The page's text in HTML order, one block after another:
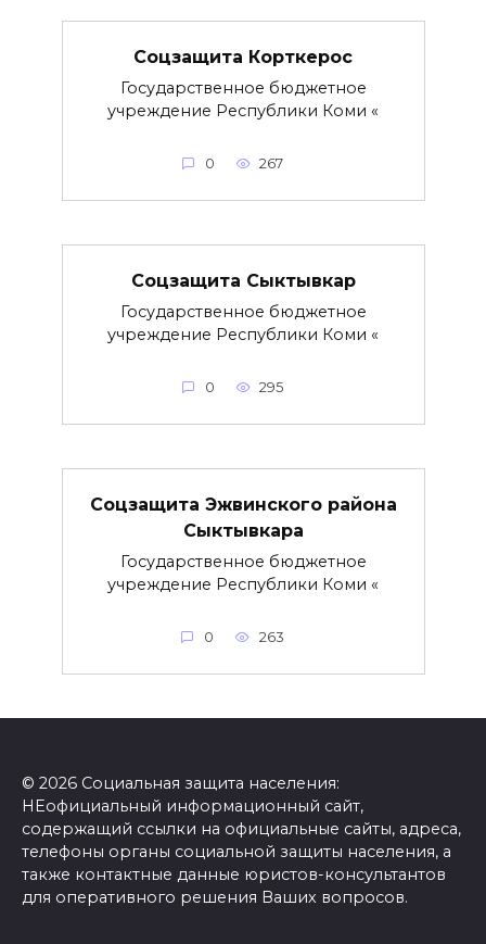
Соцзащита Корткерос
Государственное бюджетное
учреждение Республики Коми «
0 267
Соцзащита Сыктывкар
Государственное бюджетное
учреждение Республики Коми «
0 295
Соцзащита Эжвинского района
Сыктывкара
Государственное бюджетное
учреждение Республики Коми «
0 263
© 2026 Социальная защита населения:
НЕофициальный информационный сайт,
содержащий ссылки на официальные сайты, адреса,
телефоны органы социальной защиты населения, а
также контактные данные юристов-консультантов
для оперативного решения Ваших вопросов.